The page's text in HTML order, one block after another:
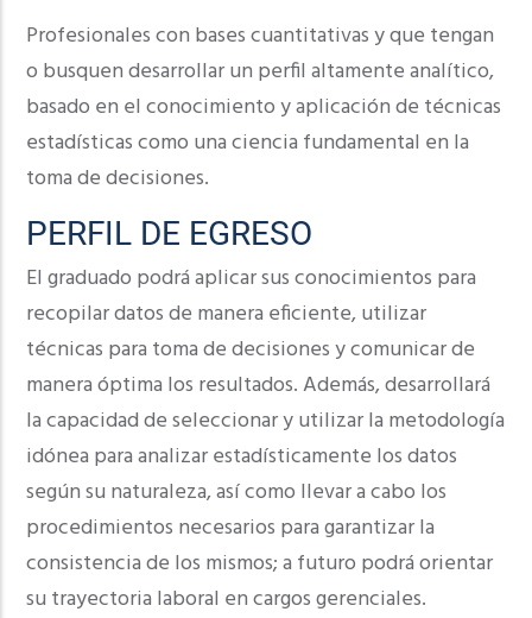
Profesionales con bases cuantitativas y que tengan
o busquen desarrollar un perfil altamente analítico,
basado en el conocimiento y aplicación de técnicas
estadísticas como una ciencia fundamental en la
toma de decisiones.
PERFIL DE EGRESO
El graduado podrá aplicar sus conocimientos para
recopilar datos de manera eficiente, utilizar
técnicas para toma de decisiones y comunicar de
manera óptima los resultados. Además, desarrollará
la capacidad de seleccionar y utilizar la metodología
idónea para analizar estadísticamente los datos
según su naturaleza, así como llevar a cabo los
procedimientos necesarios para garantizar la
consistencia de los mismos; a futuro podrá orientar
su trayectoria laboral en cargos gerenciales.